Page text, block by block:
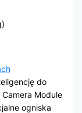
do
Module
ogniska